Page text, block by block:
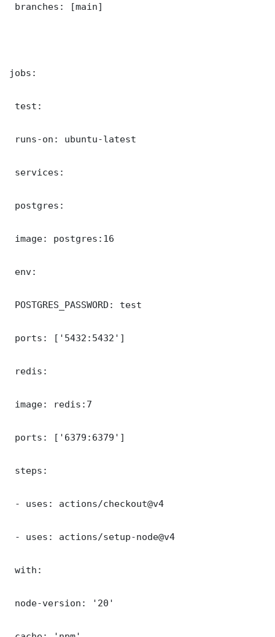
branches: [main]
jobs:
test:
runs-on: ubuntu-latest
services:
postgres:
image: postgres:16
env:
POSTGRES_PASSWORD: test
ports: ['5432:5432']
redis:
image: redis:7
ports: ['6379:6379']
steps:
- uses: actions/checkout@v4
- uses: actions/setup-node@v4
with:
node-version: '20'